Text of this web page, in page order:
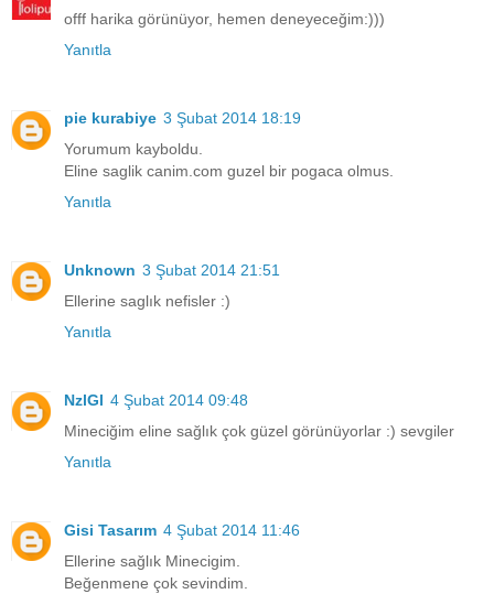
offf harika görünüyor, hemen deneyeceğim:)))
Yanıtla
pie kurabiye 3 Şubat 2014 18:19
Yorumum kayboldu.
Eline saglik canim.com guzel bir pogaca olmus.
Yanıtla
Unknown 3 Şubat 2014 21:51
Ellerine saglık nefisler :)
Yanıtla
NzlGl 4 Şubat 2014 09:48
Mineciğim eline sağlık çok güzel görünüyorlar :) sevgiler
Yanıtla
Gisi Tasarım 4 Şubat 2014 11:46
Ellerine sağlık Minecigim.
Beğenmene çok sevindim.